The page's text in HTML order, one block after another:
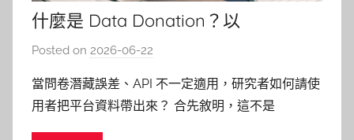
什麼是 Data Donation？以
Facebook 為例，看研究者如何取得
Posted on 2026-06-22
柯
文
當問卷潛藏誤差、API 不一定適用，研究者如何請使
用者把平台資料帶出來？ 合先敘明，這不是